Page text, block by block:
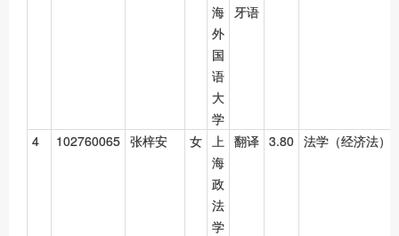
海
外
国
语
大
学
牙语
4 102760065 张梓安 女
上
海
政
法
学
翻译 3.80 法学（经济法）